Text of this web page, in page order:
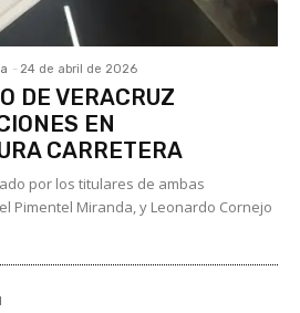
- 24 de abril de 2026
DE VERACRUZ
EN
CARRETERA
por los titulares de ambas
Pimentel Miranda, y Leonardo Cornejo